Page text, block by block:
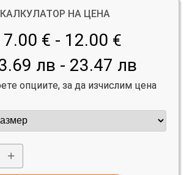
КАЛКУЛАТОР НА ЦЕНА
7.00 € - 12.00 €
лв - 23.47 лв
опциите, за да изчислим цена
+